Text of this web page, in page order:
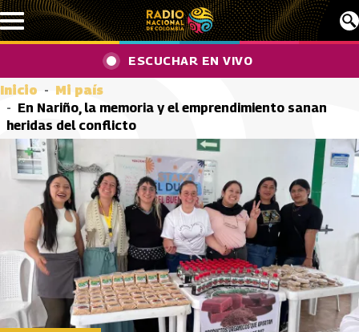
Pasar al contenido principal
ESCUCHAR EN VIVO
Inicio
Mi país
En Nariño, la memoria y el emprendimiento sanan
heridas del conflicto